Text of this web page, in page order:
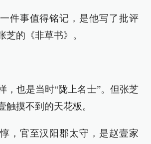
件事值得铭记，是他写了批评
芝的《非草书》。
，也是当时“陇上名士”。但张芝
触摸不到的天花板。
，官至汉阳郡太守，是赵壹家